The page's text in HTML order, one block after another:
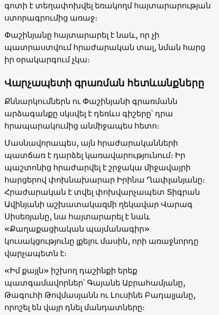
գոտի է տեղափոխվել եռակողմ հայտարարության
ստորագրումից առաջ։
Փաշինյանը հայտարարել է նաև, որ չի
պատրաստվում հրաժարական տալ, նման հարց
իր օրակարգում չկա։
Վարչապետի գրառման հետևանքները
Քննարկումներն ու Փաշինյանի գրառմանն
արձագանքը սկսվել է դեռևս գիշերը՝ դրա
հրապարակումից անմիջապես հետո։
Մասնավորապես, այն հրաժարականների
պատճառ է դարձել կառավարությունում։ Իր
պաշտոնից հրաժարվել է շրջակա միջավայրի
հարցերով փոխնախարար Իրինա Ղափլանյանը։
Հրաժարական է տվել փոխվարչապետ Տիգրան
Ավինյանի աշխատակազմի ղեկավար Վարագ
Սիսեռյանը, նա հայտարարել է նաև
«Քաղաքացիական պայմանագիր»
կուսակցությունը լքելու մասին, որի առաջնորդը
վարչապետն է։
«Իմ քայլն» իշխող դաշինքի երեք
պատգամավորներ՝ Գայանե Աբրահամյանը,
Թագուհի Թովմասյանն ու Լուսինե Բադալյանը,
որոշել են վայր դնել մանդատները։